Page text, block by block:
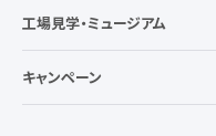
工場見学・ミュージアム
キャンペーン